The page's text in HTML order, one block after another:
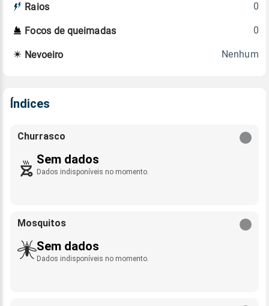
Raios 0
Focos de queimadas 0
Nevoeiro Nenhum
Índices
Churrasco
Sem dados
Dados indisponíveis no momento.
Mosquitos
Sem dados
Dados indisponíveis no momento.